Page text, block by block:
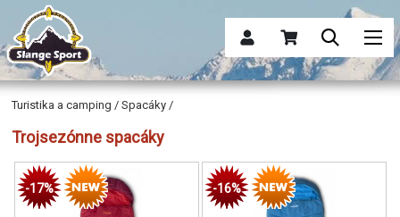
Turistika a camping / Spacáky /
Trojsezónne spacáky
-17% -16%